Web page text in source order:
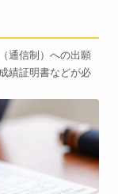
通信制）への出願
績証明書などが必